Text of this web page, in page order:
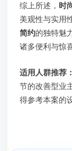
综上所述， 时
美观性与实用
简约的独特魅
诸多便利与惊喜
适用人群推荐：
节的改善型业
得参考本案的